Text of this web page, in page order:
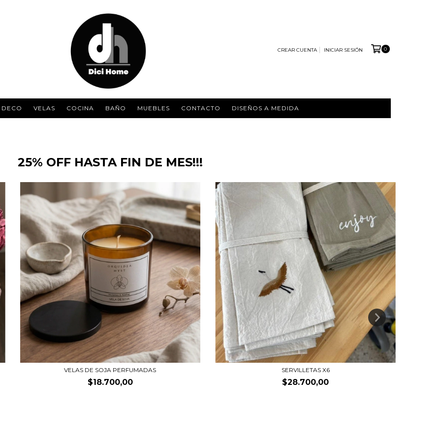
CREAR CUENTA INICIAR SESIÓN 0
DECO VELAS COCINA BAÑO MUEBLES CONTACTO DISEÑOS A MEDIDA
25% OFF HASTA FIN DE MES!!!
VELAS DE SOJA PERFUMADAS
$18.700,00
SERVILLETAS X6
$28.700,00